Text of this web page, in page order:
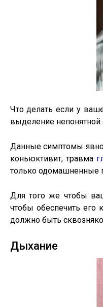
Что делать если у
выделение непонятной
Данные симптомы явно
коньюктивит, травма
только одомашненные
Для того же чтобы
чтобы обеспечить
должно быть
Дыхание